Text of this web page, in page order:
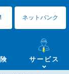
サービス
ネットバンク